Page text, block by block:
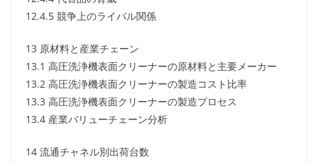
12.4.5 競争上のライバル関係
13 原材料と産業チェーン
13.1 高圧洗浄機表面クリーナーの原材料と主要メーカー
13.2 高圧洗浄機表面クリーナーの製造コスト比率
13.3 高圧洗浄機表面クリーナーの製造プロセス
13.4 産業バリューチェーン分析
14 流通チャネル別出荷台数